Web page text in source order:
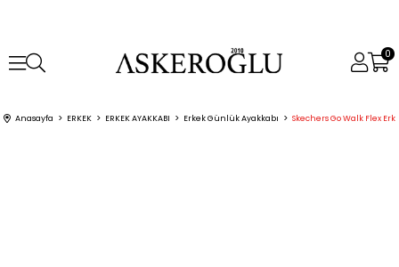
0
Anasayfa ERKEK ERKEK AYAKKABI Erkek Günlük Ayakkabı Skechers Go Walk Flex